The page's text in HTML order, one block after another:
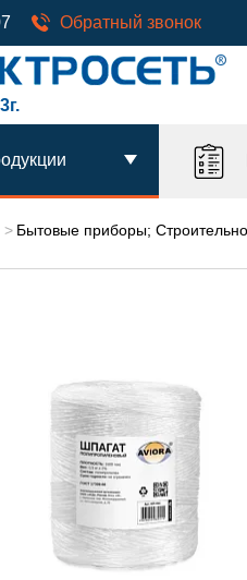
Обратный звонок
Бытовые приборы;